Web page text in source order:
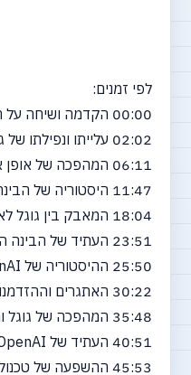
לפי זמנים:
00:00 הקדמה ושיחה על חנוכה
02:02 עלייתו ונפילתו של גוגל
06:11 המהפכה של אופן איי וגוגל
11:47 היסטוריה של הבינה המלאכותית
18:04 המאבק בין גוגל לאופן איי
23:51 העתיד של הבינה המלאכותית
25:50 ההיסטוריה של OpenAI והמודלים העסקיים
30:22 האתגרים וההזדמנויות של OpenAI
35:48 המהפכה של גוגל והכניסה לשוק ה-AI
40:51 העתיד של OpenAI מול המתחרים
45:53 ההשפעה של טכנולוגיות חדשות על שוק ה-AI